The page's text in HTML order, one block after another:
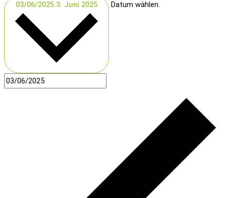
03/06/2025 3. Juni 2025 Datum wählen.